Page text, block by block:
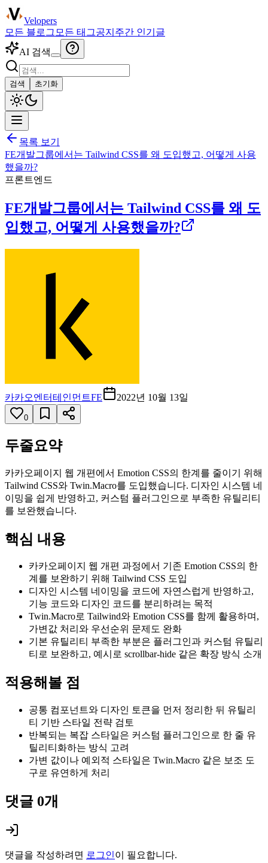
Velopers
모든 블로그 모든 태그공지 주간 인기글
AI 검색
검색 초기화
목록 보기
FE개발그룹에서는 Tailwind CSS를 왜 도입했고, 어떻게 사용
했을까?
프론트엔드
FE개발그룹에서는 Tailwind CSS를 왜 도
입했고, 어떻게 사용했을까?
카카오엔터테인먼트FE 2022년 10월 13일
0
두줄요약
카카오페이지 웹 개편에서 Emotion CSS의 한계를 줄이기 위해
Tailwind CSS와 Twin.Macro를 도입했습니다. 디자인 시스템 네
이밍을 쉽게 반영하고, 커스텀 플러그인으로 부족한 유틸리티
를 보완했습니다.
핵심 내용
카카오페이지 웹 개편 과정에서 기존 Emotion CSS의 한
계를 보완하기 위해 Tailwind CSS 도입
디자인 시스템 네이밍을 코드에 자연스럽게 반영하고,
기능 코드와 디자인 코드를 분리하려는 목적
Twin.Macro로 Tailwind와 Emotion CSS를 함께 활용하며,
가변값 처리와 우선순위 문제도 완화
기본 유틸리티 부족한 부분은 플러그인과 커스텀 유틸리
티로 보완하고, 예시로 scrollbar-hide 같은 확장 방식 소개
적용해볼 점
공통 컴포넌트와 디자인 토큰을 먼저 정리한 뒤 유틸리
티 기반 스타일 전략 검토
반복되는 복잡 스타일은 커스텀 플러그인으로 한 줄 유
틸리티화하는 방식 고려
가변 값이나 예외적 스타일은 Twin.Macro 같은 보조 도
구로 유연하게 처리
댓글 0개
댓글을 작성하려면 로그인이 필요합니다.